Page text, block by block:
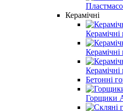
Керамічні
Бетонні
Горщики